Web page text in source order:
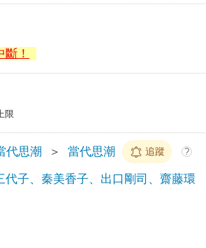
！
限
代思潮 ＞ 當代思潮 追蹤 ?
子、秦美香子、出口剛司、齋藤環